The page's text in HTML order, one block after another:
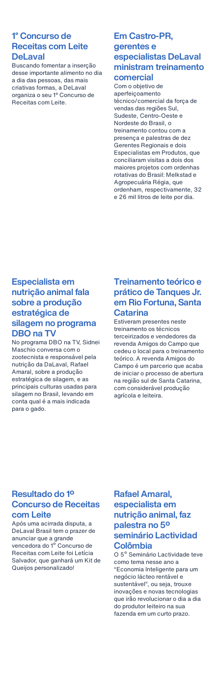
1° Concurso de
Receitas com Leite
DeLaval
Buscando fomentar a inserção
desse importante alimento no dia
a dia das pessoas, das mais
criativas formas, a DeLaval
organiza o seu 1° Concurso de
Receitas com Leite.
Em Castro-PR,
gerentes e
especialistas DeLaval
ministram treinamento
comercial
Com o objetivo de
aperfeiçoamento
técnico/comercial da força de
vendas das regiões Sul,
Sudeste, Centro-Oeste e
Nordeste do Brasil, o
treinamento contou com a
presença e palestras de dez
Gerentes Regionais e dois
Especialistas em Produtos, que
conciliaram visitas a dois dos
maiores projetos com ordenhas
rotativas do Brasil: Melkstad e
Agropecuária Régia, que
ordenham, respectivamente, 32
e 26 mil litros de leite por dia.
Especialista em
nutrição animal fala
sobre a produção
estratégica de
silagem no programa
DBO na TV
No programa DBO na TV, Sidnei
Maschio conversa com o
zootecnista e responsável pela
nutrição da DaLaval, Rafael
Amaral, sobre a produção
estratégica de silagem, e as
principais culturas usadas para
silagem no Brasil, levando em
conta qual é a mais indicada
para o gado.
Treinamento teórico e
prático de Tanques Jr.
em Rio Fortuna, Santa
Catarina
Estiveram presentes neste
treinamento os técnicos
terceirizados e vendedores da
revenda Amigos do Campo que
cedeu o local para o treinamento
teórico. A revenda Amigos do
Campo é um parcerio que acaba
de iniciar o processo de abertura
na região sul de Santa Catarina,
com considerável produção
agrícola e leiteira.
Resultado do 1º
Concurso de Receitas
com Leite
Após uma acirrada disputa, a
DeLaval Brasil tem o prazer de
anunciar que a grande
vencedora do 1º Concurso de
Receitas com Leite foi Letícia
Salvador, que ganhará um Kit de
Queijos personalizado!
Rafael Amaral,
especialista em
nutrição animal, faz
palestra no 5º
seminário Lactividad
Colômbia
O 5º Seminário Lactividade teve
como tema nesse ano a
“Economia Inteligente para um
negócio lácteo rentável e
sustentável”, ou seja, trouxe
inovações e novas tecnologias
que irão revolucionar o dia a dia
do produtor leiteiro na sua
fazenda em um curto prazo.